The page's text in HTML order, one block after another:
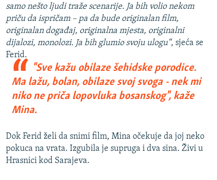
samo nešto ljudi traže scenarije. Ja bih volio nekom
priču da ispričam – pa da bude originalan film,
originalan događaj, originalna mjesta, originalni
dijalozi, monolozi. Ja bih glumio svoju ulogu“, sjeća se
Ferid.
"Sve kažu obilaze šehidske porodice.
Ma lažu, bolan, obilaze svoj svoga - nek mi
niko ne priča lopovluka bosanskog", kaže
Mina.
Dok Ferid želi da snimi film, Mina očekuje da joj neko
pokuca na vrata. Izgubila je supruga i dva sina. Živi u
Hrasnici kod Sarajeva.